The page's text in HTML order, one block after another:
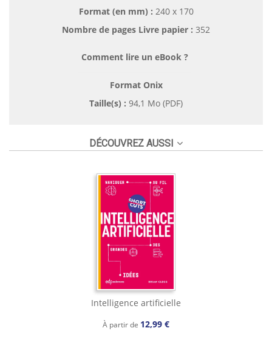
Format (en mm) : 240 x 170
Nombre de pages Livre papier : 352
Comment lire un eBook ?
Format Onix
Taille(s) : 94,1 Mo (PDF)
DÉCOUVREZ AUSSI
Intelligence artificielle
À partir de 12,99 €